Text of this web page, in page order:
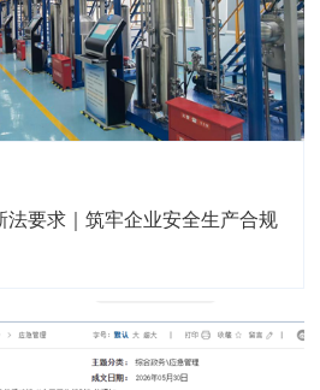
法要求｜筑牢企业安全生产合规